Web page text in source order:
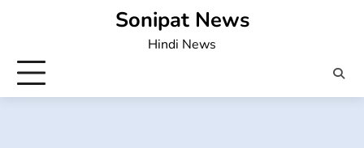
Sonipat News
Hindi News